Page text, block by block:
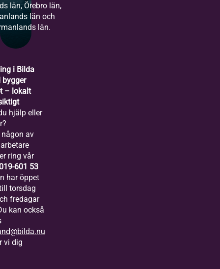
län, Örebro län,
län och
län.
i Bilda
bygger
– lokalt
hjälp eller
av
ring vår
601 53
har öppet
torsdag
fredagar
kan också
vi dig